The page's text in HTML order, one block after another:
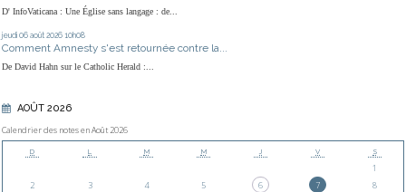
D' InfoVaticana : Une Église sans langage : de...
jeudi 06 août 2026 10h08
Comment Amnesty s'est retournée contre la...
De David Hahn sur le Catholic Herald :...
AOÛT 2026
Calendrier des notes en Août 2026
D L M M J V S
1
2
3 4 5 6 7
8